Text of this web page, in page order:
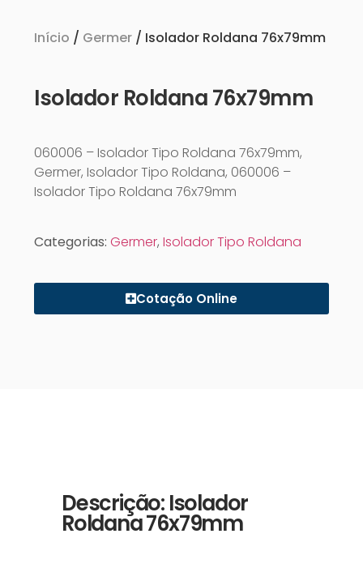
Início / Germer / Isolador Roldana 76x79mm
Isolador Roldana 76x79mm
060006 – Isolador Tipo Roldana 76x79mm,
Germer, Isolador Tipo Roldana, 060006 –
Isolador Tipo Roldana 76x79mm
Categorias: Germer, Isolador Tipo Roldana
Cotação Online
Descrição: Isolador
Roldana 76x79mm